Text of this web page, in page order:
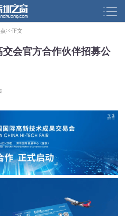
>>正文
会官方合作伙伴招募公